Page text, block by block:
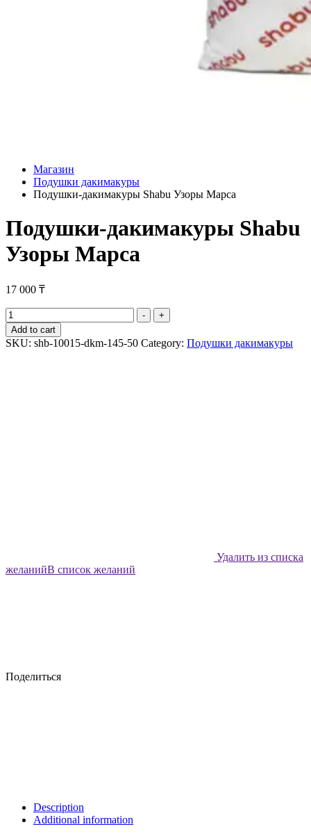
Магазин
Подушки дакимакуры
Подушки-дакимакуры Shabu Узоры Марса
Подушки-дакимакуры Shabu
Узоры Марса
17 000 ₸
Подушки-
дакимакуры
Shabu
Узоры
-
+
Add to cart
SKU: shb-10015-dkm-145-50 Category: Подушки дакимакуры
Удалить из списка
желанийВ список желаний
Поделиться
Description
Additional information